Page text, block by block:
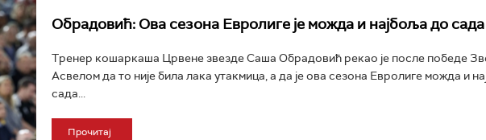
Обрадовић: Ова сезона Евролиге је можда и најбоља до сада
Тренер кошаркаша Црвене звезде Саша Обрадовић рекао је после победе
Асвелом да то није била лака утакмица, а да је ова сезона Евролиге можда и
сада...
Прочитај